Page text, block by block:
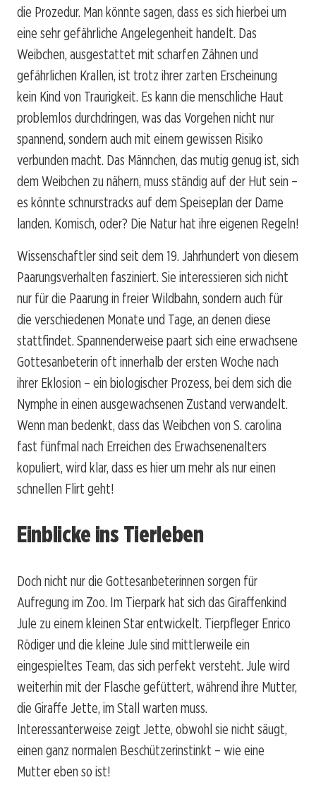
die Prozedur. Man könnte sagen, dass es sich hierbei um
eine sehr gefährliche Angelegenheit handelt. Das
Weibchen, ausgestattet mit scharfen Zähnen und
gefährlichen Krallen, ist trotz ihrer zarten Erscheinung
kein Kind von Traurigkeit. Es kann die menschliche Haut
problemlos durchdringen, was das Vorgehen nicht nur
spannend, sondern auch mit einem gewissen Risiko
verbunden macht. Das Männchen, das mutig genug ist, sich
dem Weibchen zu nähern, muss ständig auf der Hut sein –
es könnte schnurstracks auf dem Speiseplan der Dame
landen. Komisch, oder? Die Natur hat ihre eigenen Regeln!
Wissenschaftler sind seit dem 19. Jahrhundert von diesem
Paarungsverhalten fasziniert. Sie interessieren sich nicht
nur für die Paarung in freier Wildbahn, sondern auch für
die verschiedenen Monate und Tage, an denen diese
stattfindet. Spannenderweise paart sich eine erwachsene
Gottesanbeterin oft innerhalb der ersten Woche nach
ihrer Eklosion – ein biologischer Prozess, bei dem sich die
Nymphe in einen ausgewachsenen Zustand verwandelt.
Wenn man bedenkt, dass das Weibchen von S. carolina
fast fünfmal nach Erreichen des Erwachsenenalters
kopuliert, wird klar, dass es hier um mehr als nur einen
schnellen Flirt geht!
Einblicke ins Tierleben
Doch nicht nur die Gottesanbeterinnen sorgen für
Aufregung im Zoo. Im Tierpark hat sich das Giraffenkind
Jule zu einem kleinen Star entwickelt. Tierpfleger Enrico
Rödiger und die kleine Jule sind mittlerweile ein
eingespieltes Team, das sich perfekt versteht. Jule wird
weiterhin mit der Flasche gefüttert, während ihre Mutter,
die Giraffe Jette, im Stall warten muss.
Interessanterweise zeigt Jette, obwohl sie nicht säugt,
einen ganz normalen Beschützerinstinkt – wie eine
Mutter eben so ist!